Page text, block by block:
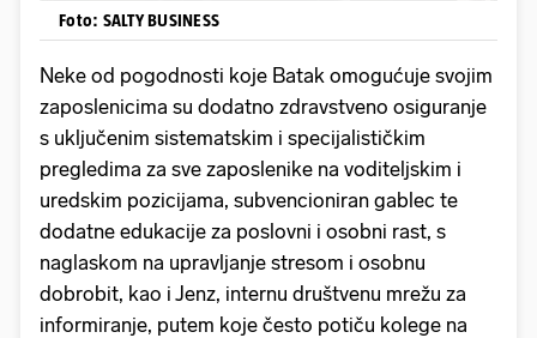
Foto: SALTY BUSINESS
Neke od pogodnosti koje Batak omogućuje svojim
zaposlenicima su dodatno zdravstveno osiguranje
s uključenim sistematskim i specijalističkim
pregledima za sve zaposlenike na voditeljskim i
uredskim pozicijama, subvencioniran gablec te
dodatne edukacije za poslovni i osobni rast, s
naglaskom na upravljanje stresom i osobnu
dobrobit, kao i Jenz, internu društvenu mrežu za
informiranje, putem koje često potiču kolege na